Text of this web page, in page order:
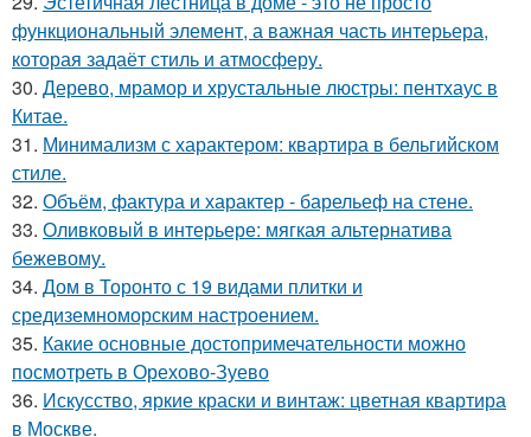
функциональный элемент, а важная часть интерьера,
которая задаёт стиль и атмосферу.
30. Дерево, мрамор и хрустальные люстры: пентхаус в
Китае.
31. Минимализм с характером: квартира в бельгийском
стиле.
32. Объём, фактура и характер - барельеф на стене.
33. Оливковый в интерьере: мягкая альтернатива
бежевому.
34. Дом в Торонто с 19 видами плитки и
средиземноморским настроением.
35. Какие основные достопримечательности можно
посмотреть в Орехово-Зуево
36. Искусство, яркие краски и винтаж: цветная квартира
в Москве.